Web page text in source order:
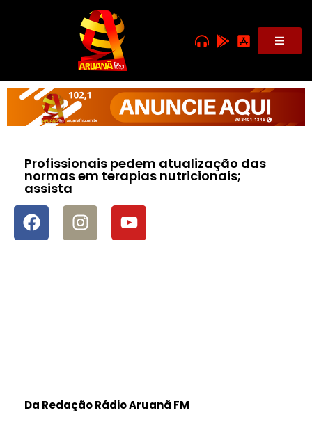
Profissionais pedem atualização das
normas em terapias nutricionais;
assista
Da Redação Rádio Aruanã FM